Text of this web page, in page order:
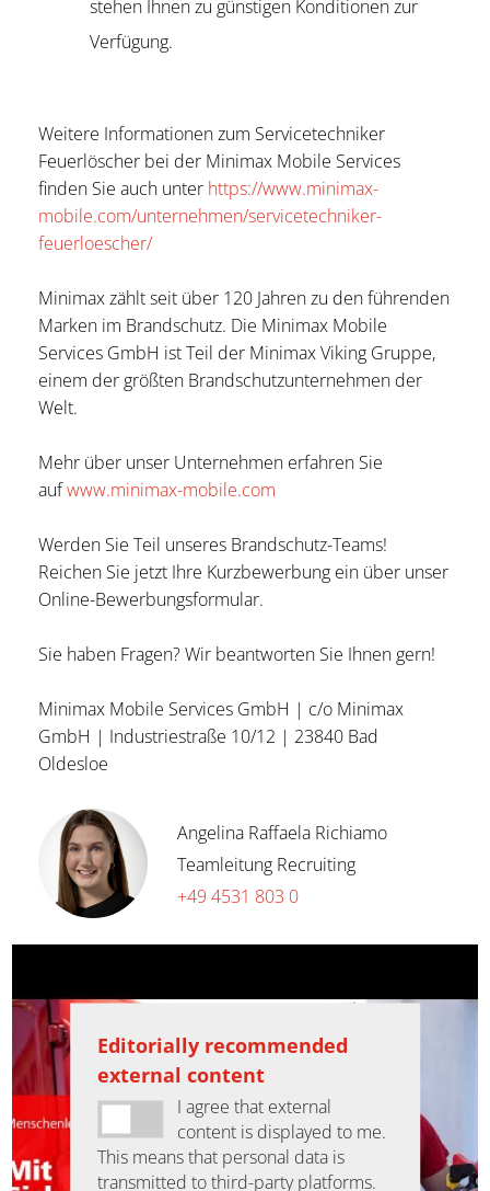
stehen Ihnen zu günstigen Konditionen zur
Verfügung.
Weitere Informationen zum Servicetechniker
Feuerlöscher bei der Minimax Mobile Services
finden Sie auch unter https://www.minimax-
mobile.com/unternehmen/servicetechniker-
feuerloescher/
Minimax zählt seit über 120 Jahren zu den führenden
Marken im Brand­schutz. Die Minimax Mobile
Services GmbH ist Teil der Minimax Viking Gruppe,
einem der größten Brand­schutz­unter­nehmen der
Welt.
Mehr über unser Unternehmen erfahren Sie
aufwww.minimax-mobile.com
Werden Sie Teil unseres Brandschutz-Teams!
Reichen Sie jetzt Ihre Kurzbewerbung ein über unser
Online-Bewerbungsformular.
Sie haben Fragen? Wir beantworten Sie Ihnen gern!
Minimax Mobile Services GmbH | c/o Minimax
GmbH | Industriestraße 10/12 | 23840 Bad
Oldesloe
Angelina Raffaela Richiamo
Teamleitung Recruiting
+49 4531 803 0
Editorially recommended
external content
I agree that external
content is displayed to me.
This means that personal data is
transmitted to third-party platforms.